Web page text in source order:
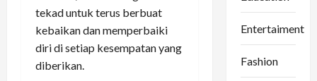
tekad untuk terus berbuat
kebaikan dan memperbaiki
diri di setiap kesempatan yang
diberikan.
Entertaiment
Fashion